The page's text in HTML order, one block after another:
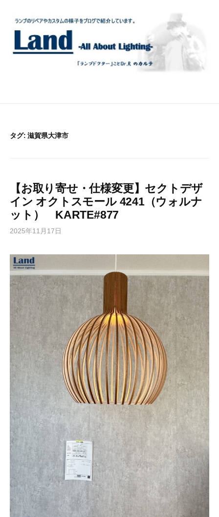
タグ:滋賀県大津市
【お取り寄せ・仕様変更】セクトデザ
イン オクトスモール 4241（ウォルナ
ット） KARTE#877
2025年11月17日